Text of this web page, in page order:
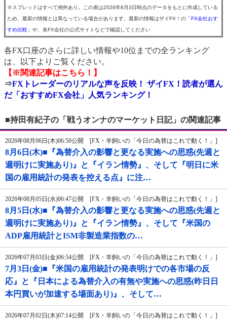
※スプレッドはすべて例外あり。この表は2026年8月3日時点のデータをもとに作成している
ため、最新の情報とは異なっている場合があります。最新の情報はザイFX！の 「FX会社おす
すめ比較」 や、各FX会社の公式サイトなどで確認してください
各FX口座のさらに詳しい情報や10位までの全ランキング
は、以下よりご覧ください。
【※関連記事はこちら！】
⇒FXトレーダーのリアルな声を反映！ ザイFX！読者が選ん
だ「おすすめFX会社」人気ランキング！
■持田有紀子の「戦うオンナのマーケット日記」の関連記事
2026年08月06日(木)06:50公開 [FX・羊飼いの「今日の為替はこれで動く！」]
8月6日(木)■『為替介入の影響と更なる実施への思惑(先週と
週明けに実施あり)』と『イラン情勢』、そして『明日に米
国の雇用統計の発表を控える点』に注…
2026年08月05日(水)06:47公開 [FX・羊飼いの「今日の為替はこれで動く！」]
8月5日(水)■『為替介入の影響と更なる実施への思惑(先週と
週明けに実施あり)』と『イラン情勢』、そして『米国の
ADP雇用統計とISM非製造業指数の…
2026年07月03日(金)06:54公開 [FX・羊飼いの「今日の為替はこれで動く！」]
7月3日(金)■『米国の雇用統計の発表明けでの各市場の反
応』と『日本による為替介入の有無や実施への思惑(昨日日
本円買いが加速する場面あり)』、そして…
2026年07月02日(木)07:14公開 [FX・羊飼いの「今日の為替はこれで動く！」]